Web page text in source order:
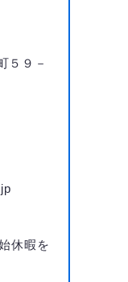
５９－
休暇を